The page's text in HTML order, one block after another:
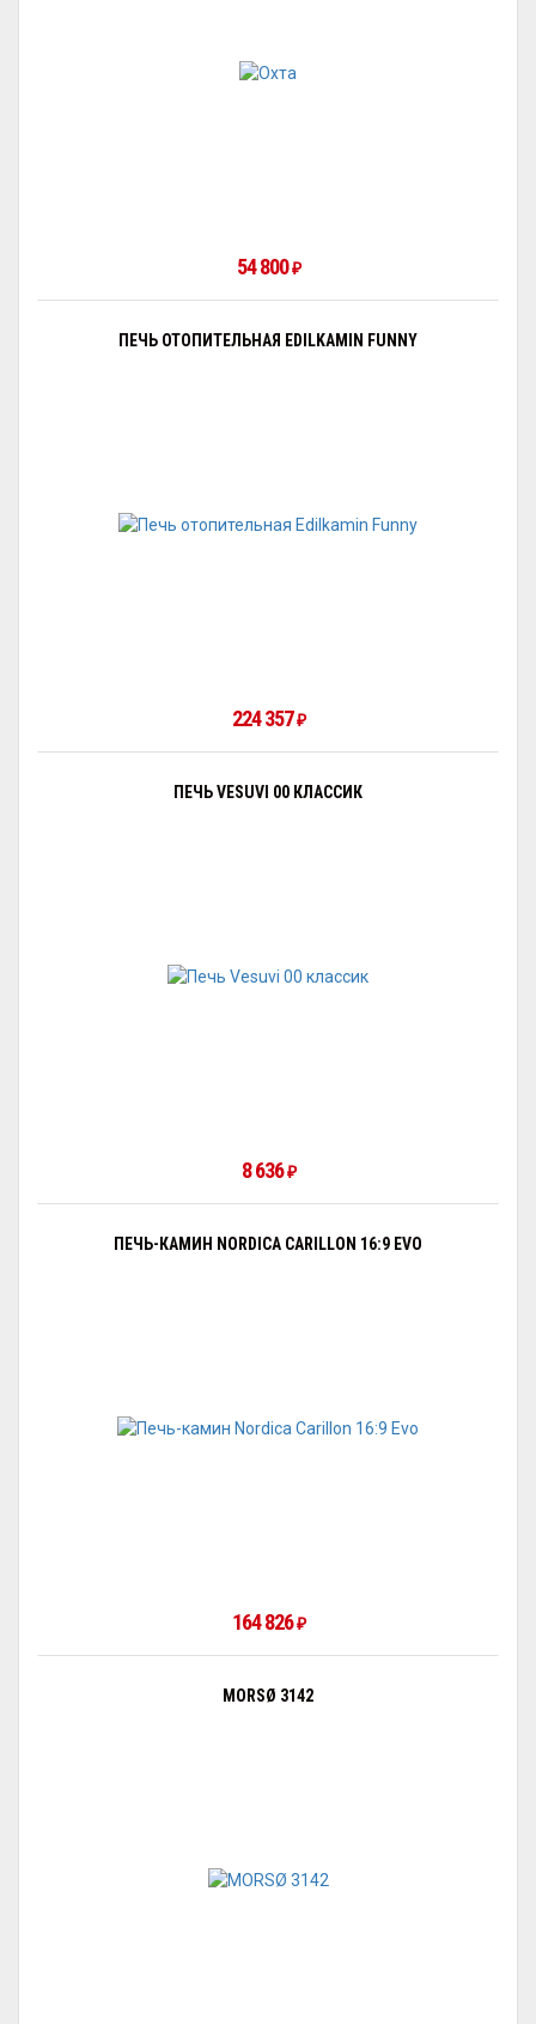
54 800₽
ПЕЧЬ ОТОПИТЕЛЬНАЯ EDILKAMIN FUNNY
224 357₽
ПЕЧЬ VESUVI 00 КЛАССИК
8 636₽
ПЕЧЬ-КАМИН NORDICA CARILLON 16:9 EVO
164 826₽
MORSØ 3142